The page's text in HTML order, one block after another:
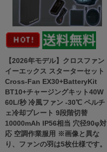
【2026年モデル】クロスファン
イーエックス スターターセット
Cross-Fan EX30+BatteryKit
BT10+チャージングキット40W
60L/秒 冷風ファン -30℃ ペルチ
ェ冷却プレート 9段階切替
10000mAh IP56相当 穴径90φ対
応 空調作業服用 ※画像と異な
り、ファンの羽は5枚仕様です。